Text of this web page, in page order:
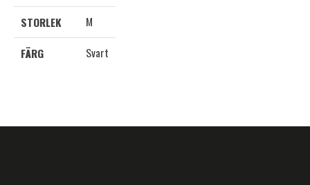
STORLEK
M
FÄRG
Svart